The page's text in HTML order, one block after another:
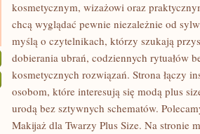
kosmetycznym, wizażowi oraz
chcą wyglądać pewnie niezależnie od
myślą o czytelnikach, którzy szukają
dobierania ubrań, codziennych rytuałów
kosmetycznych rozwiązań. Strona łączy
osobom, które interesują się modą plus
urodą bez sztywnych schematów.
Makijaż dla Twarzy Plus Size. Na stronie